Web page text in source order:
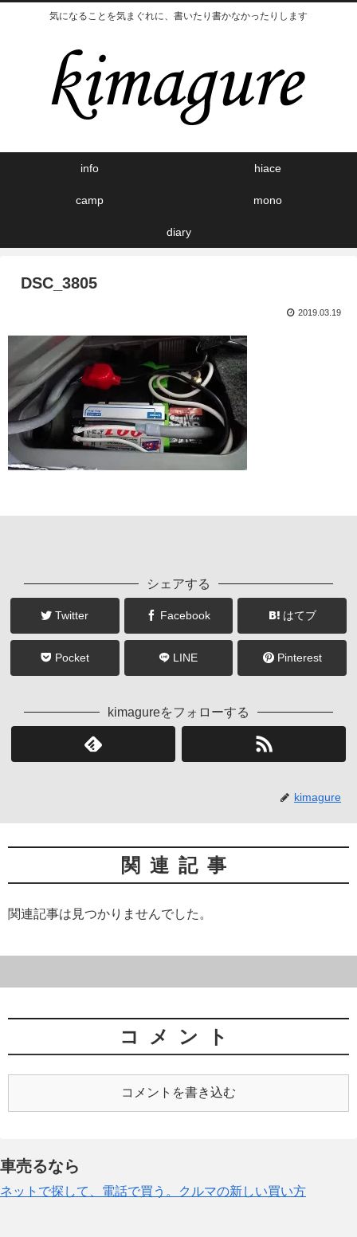
気になることを気まぐれに、書いたり書かなかったりします
info hiace
camp mono
diary
DSC_3805
2019.03.19
シェアする
Twitter Facebook はてブ
Pocket LINE Pinterest
kimagureをフォローする
kimagure
関連記事
関連記事は見つかりませんでした。
コメント
コメントを書き込む
車売るなら
ネットで探して、電話で買う。クルマの新しい買い方